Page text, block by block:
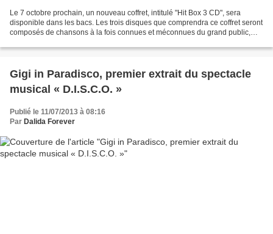
Le 7 octobre prochain, un nouveau coffret, intitulé "Hit Box 3 CD", sera
disponible dans les bacs. Les trois disques que comprendra ce coffret seront
composés de chansons à la fois connues et méconnues du grand public,
Gigi in Paradisco, premier extrait du spectacle
musical « D.I.S.C.O. »
Publié le 11/07/2013 à 08:16
Par Dalida Forever